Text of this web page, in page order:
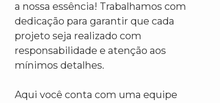
a nossa essência! Trabalhamos com
dedicação para garantir que cada
projeto seja realizado com
responsabilidade e atenção aos
mínimos detalhes.
Aqui você conta com uma equipe